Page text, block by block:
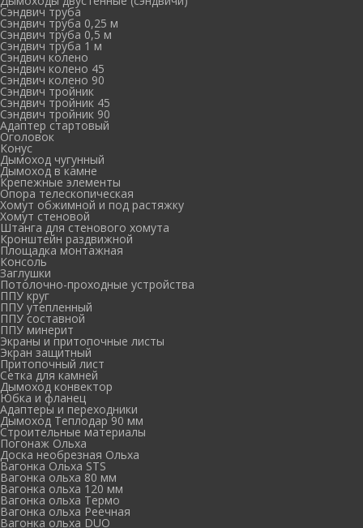
Сэндвич труба
Сэндвич труба 0,25 м
Сэндвич труба 0,5 м
Сэндвич труба 1 м
Сэндвич колено
Сэндвич колено 45
Сэндвич колено 90
Сэндвич тройник
Сэндвич тройник 45
Сэндвич тройник 90
Адаптер стартовый
Оголовок
Конус
Дымоход чугунный
Дымоход в камне
Крепежные элементы
Опора телескопическая
Хомут обжимной и под растяжку
Хомут стеновой
Штанга для стенового хомута
Кронштейн раздвижной
Площадка монтажная
Консоль
Заглушки
Потолочно-проходные устройства
ППУ круг
ППУ утепленный
ППУ составной
ППУ минерит
Экраны и притопочные листы
Экран защитный
Притопочный лист
Сетка для камней
Дымоход конвектор
Юбка и фланец
Адаптеры и переходники
Дымоход Теплодар 90 мм
Cтроительные материалы
Погонаж Ольха
Доска необрезная Ольха
Вагонка Ольха STS
Вагонка ольха 80 мм
Вагонка ольха 120 мм
Вагонка ольха Термо
Вагонка ольха Реечная
Вагонка ольха DUO